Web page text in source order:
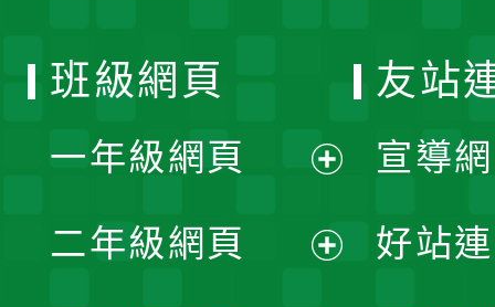
班級網頁
一年級網頁
開
二年級網頁
友站
宣導
好站